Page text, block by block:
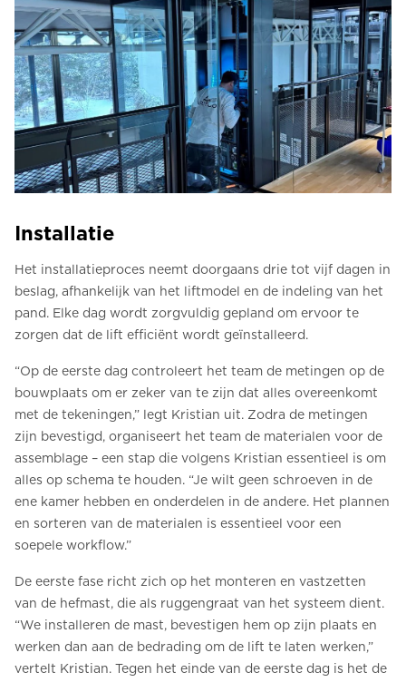
Installatie
Het installatieproces neemt doorgaans drie tot vijf dagen in
beslag, afhankelijk van het liftmodel en de indeling van het
pand. Elke dag wordt zorgvuldig gepland om ervoor te
zorgen dat de lift efficiënt wordt geïnstalleerd.
“Op de eerste dag controleert het team de metingen op de
bouwplaats om er zeker van te zijn dat alles overeenkomt
met de tekeningen,” legt Kristian uit. Zodra de metingen
zijn bevestigd, organiseert het team de materialen voor de
assemblage – een stap die volgens Kristian essentieel is om
alles op schema te houden. “Je wilt geen schroeven in de
ene kamer hebben en onderdelen in de andere. Het plannen
en sorteren van de materialen is essentieel voor een
soepele workflow.”
De eerste fase richt zich op het monteren en vastzetten
van de hefmast, die als ruggengraat van het systeem dient.
“We installeren de mast, bevestigen hem op zijn plaats en
werken dan aan de bedrading om de lift te laten werken,”
vertelt Kristian. Tegen het einde van de eerste dag is het de